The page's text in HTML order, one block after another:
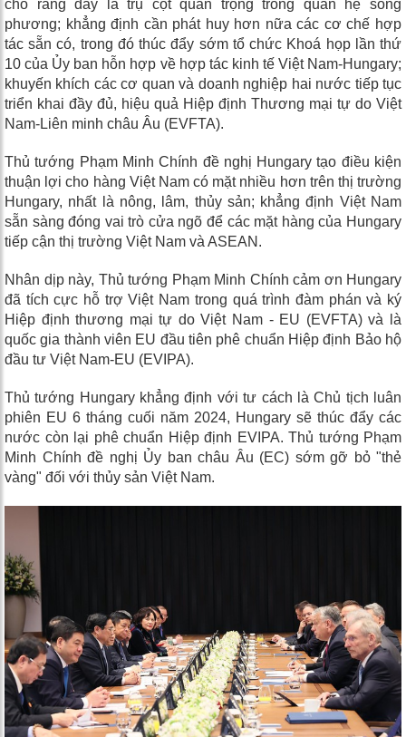
cho rằng đây là trụ cột quan trọng trong quan hệ song
phương; khẳng định cần phát huy hơn nữa các cơ chế hợp
tác sẵn có, trong đó thúc đẩy sớm tổ chức Khoá họp lần thứ
10 của Ủy ban hỗn hợp về hợp tác kinh tế Việt Nam-Hungary;
khuyến khích các cơ quan và doanh nghiệp hai nước tiếp tục
triển khai đầy đủ, hiệu quả Hiệp định Thương mại tự do Việt
Nam-Liên minh châu Âu (EVFTA).
Thủ tướng Phạm Minh Chính đề nghị Hungary tạo điều kiện
thuận lợi cho hàng Việt Nam có mặt nhiều hơn trên thị trường
Hungary, nhất là nông, lâm, thủy sản; khẳng định Việt Nam
sẵn sàng đóng vai trò cửa ngõ để các mặt hàng của Hungary
tiếp cận thị trường Việt Nam và ASEAN.
Nhân dịp này, Thủ tướng Phạm Minh Chính cảm ơn Hungary
đã tích cực hỗ trợ Việt Nam trong quá trình đàm phán và ký
Hiệp định thương mại tự do Việt Nam - EU (EVFTA) và là
quốc gia thành viên EU đầu tiên phê chuẩn Hiệp định Bảo hộ
đầu tư Việt Nam-EU (EVIPA).
Thủ tướng Hungary khẳng định với tư cách là Chủ tịch luân
phiên EU 6 tháng cuối năm 2024, Hungary sẽ thúc đẩy các
nước còn lại phê chuẩn Hiệp định EVIPA. Thủ tướng Phạm
Minh Chính đề nghị Ủy ban châu Âu (EC) sớm gỡ bỏ "thẻ
vàng" đối với thủy sản Việt Nam.